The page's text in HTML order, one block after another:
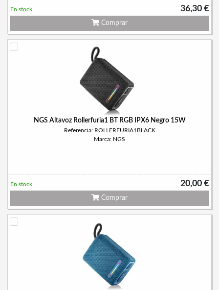
36,30 €
En stock
Comprar
NGS Altavoz Rollerfuria1 BT RGB IPX6 Negro 15W
Referencia: ROLLERFURIA1BLACK
Marca: NGS
20,00 €
En stock
Comprar